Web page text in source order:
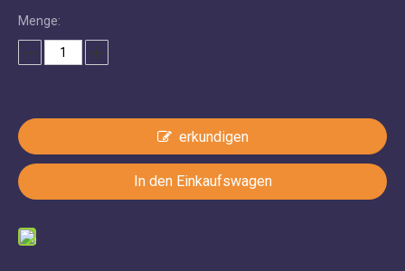
Menge:
erkundigen
In den Einkaufswagen